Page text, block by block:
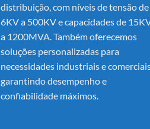
distribuição, com níveis de tensão de
6KV a 500KV e capacidades de
a 1200MVA. Também oferecemos
soluções personalizadas para
necessidades industriais e
garantindo desempenho e
confiabilidade máximos.